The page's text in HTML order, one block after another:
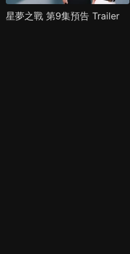
星夢之戰 第9集預告 Trailer